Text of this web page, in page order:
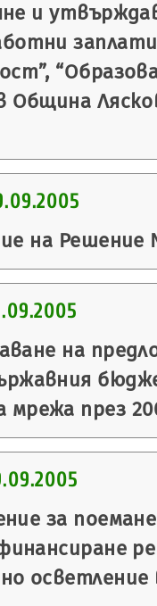
и
Община
на Решение
на
през
за